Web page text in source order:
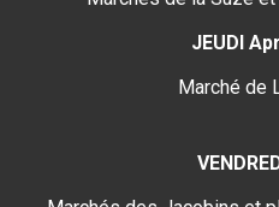
JEUDI
Marché de